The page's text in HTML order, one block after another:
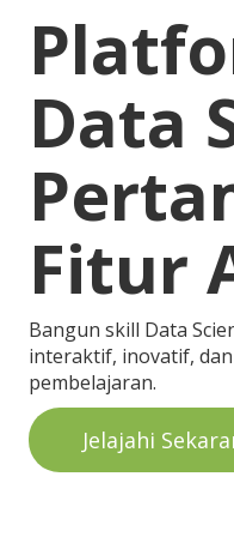
Data
Fitur
Bangun skill Data
interaktif, inovatif,
pembelajaran.
Jelajahi